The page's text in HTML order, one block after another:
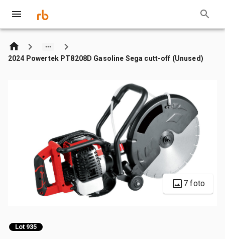
2024 Powertek PT8208D Gasoline Sega cutt-off (Unused)
7 foto
Lot 935